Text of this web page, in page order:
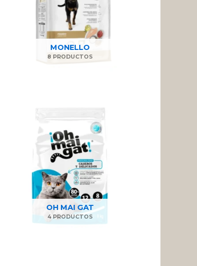
MONELLO
8 PRODUCTOS
OH MAI GAT
4 PRODUCTOS